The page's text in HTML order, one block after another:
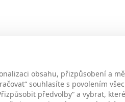
ostrova, přímo u zlatavě písečné
obsahu, přizpůsobení a
souhlasíte s povolením
předvolby“ a vybrat,